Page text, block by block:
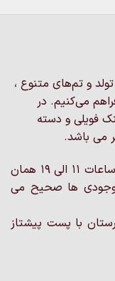
گزینه
ها
ممکن
است
در
محصول
انتخاب
تولد و تم‌های متنوع ،
می‌کنیم. در
فویلی و دسته
می باشد.
اگر داخل تهران هستین ، می توانید برای ساعات 11 الی 19 همان
ها صحیح می
با پست پیشتاز